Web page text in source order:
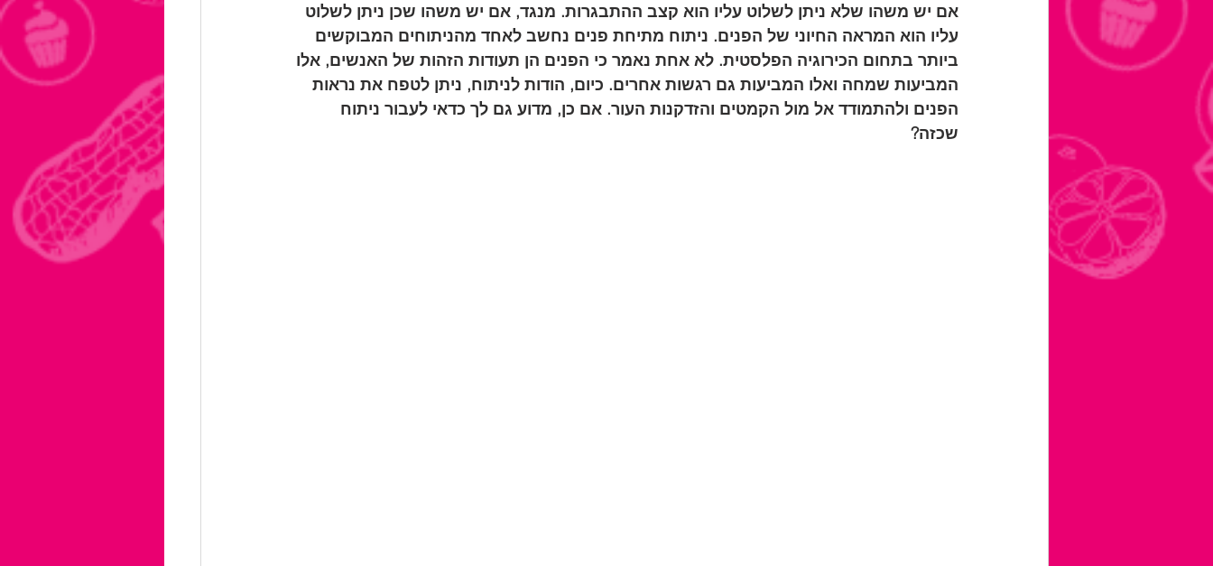
אם יש משהו שלא ניתן לשלוט עליו הוא קצב ההתבגרות. מנגד, אם יש משהו שכן ניתן לשלוט
עליו הוא המראה החיוני של הפנים. ניתוח מתיחת פנים נחשב לאחד מהניתוחים המבוקשים
ביותר בתחום הכירוגיה הפלסטית. לא אחת נאמר כי הפנים הן תעודות הזהות של האנשים, אלו
המביעות שמחה ואלו המביעות גם רגשות אחרים. כיום, הודות לניתוח, ניתן לטפח את נראות
הפנים ולהתמודד אל מול הקמטים והזדקנות העור. אם כן, מדוע גם לך כדאי לעבור ניתוח
שכזה?